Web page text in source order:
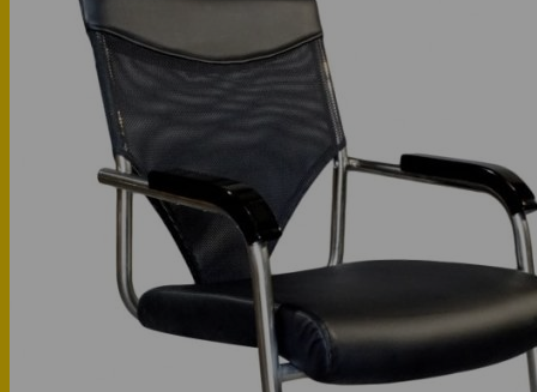
Công trình văn phòng
Công trình nhà ở
Sản phẩm
Văn phòng
Phòng khách
Hotline: 0947 323438